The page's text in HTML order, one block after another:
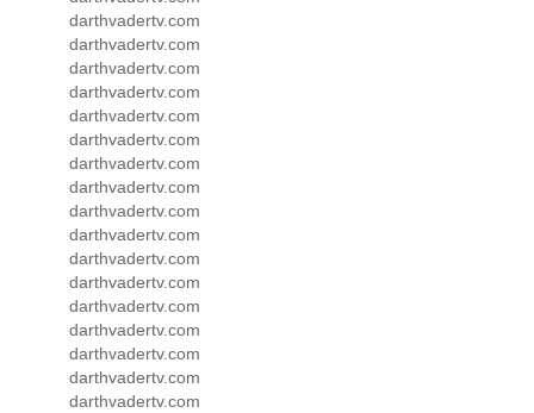
darthvadertv.com
darthvadertv.com
darthvadertv.com
darthvadertv.com
darthvadertv.com
darthvadertv.com
darthvadertv.com
darthvadertv.com
darthvadertv.com
darthvadertv.com
darthvadertv.com
darthvadertv.com
darthvadertv.com
darthvadertv.com
darthvadertv.com
darthvadertv.com
darthvadertv.com